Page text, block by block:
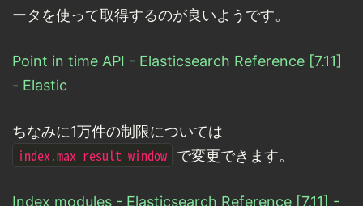
ータを使って取得するのが良いようです。
Point in time API - Elasticsearch Reference [7.11]
- Elastic
ちなみに1万件の制限については
index.max_result_window で変更できます。
Index modules - Elasticsearch Reference [7.11] -